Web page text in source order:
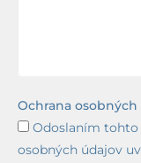
Ochrana osobných
Odoslaním tohto
osobných údajov